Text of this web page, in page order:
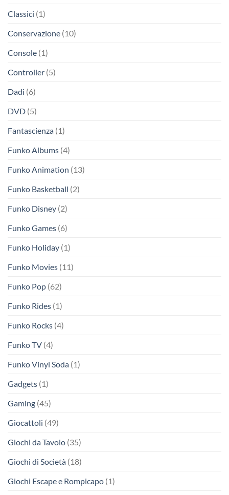
Classici (1)
Conservazione (10)
Console (1)
Controller (5)
Dadi (6)
DVD (5)
Fantascienza (1)
Funko Albums (4)
Funko Animation (13)
Funko Basketball (2)
Funko Disney (2)
Funko Games (6)
Funko Holiday (1)
Funko Movies (11)
Funko Pop (62)
Funko Rides (1)
Funko Rocks (4)
Funko TV (4)
Funko Vinyl Soda (1)
Gadgets (1)
Gaming (45)
Giocattoli (49)
Giochi da Tavolo (35)
Giochi di Società (18)
Giochi Escape e Rompicapo (1)